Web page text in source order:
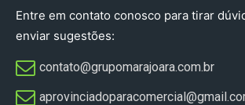
Entre em contato conosco para tirar
enviar sugestões:
contato@grupomarajoara.com.br